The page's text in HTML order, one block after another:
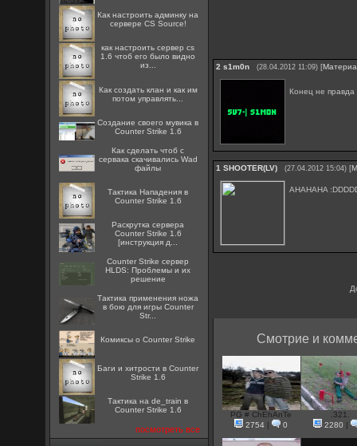
Как настроить админку на
сервере CS Source!
как настроить сервер cs
1.6 чтоб его было видно
из...
Как создать клан и как им
потом управлять...
Создание своего мувика в
Counter Strike 1.6
Как сделать чтоб с
сервака скачивались Wad
файлы
Тактика Нападения в
Counter Strike 1.6
Раскрутка сервера
Counter Strike 1.6
[инструкция д...
Counter Strike сервер
HLDS: Проблемы и их
решение
Тактика применения ножа
в бою для игры Counter
Str...
Комиксы о Counter Strike
Баги и хитрости в Counter
Strike 1.6
Тактика на de_train в
Counter Strike 1.6
посмотреть все
2 s1m0n (28.04.2012 11:09) [
Конец не
1 SHOOTER(LV) (27.04.2012 15:04) [
AHAHAHA
Смотрие и
PG # ChEhAnTe
2754 | 0
.321.
2280
|